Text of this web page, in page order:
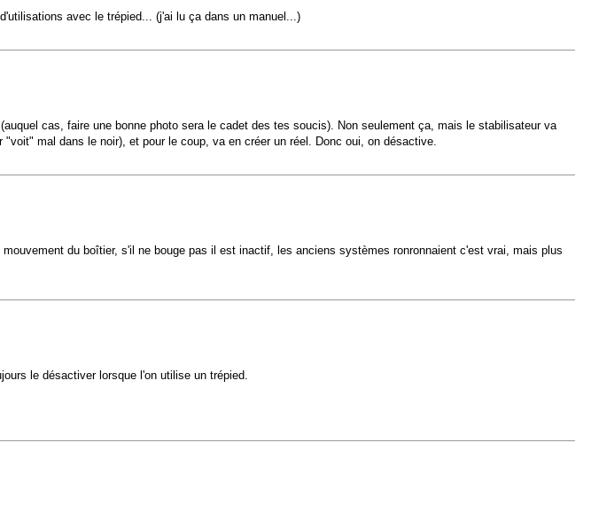
avec le trépied... (j'ai lu ça dans un manuel...)
cas, faire une bonne photo sera le cadet des tes soucis). Non seulement ça, mais le stabilisateur va
mal dans le noir), et pour le coup, va en créer un réel. Donc oui, on désactive.
du boîtier, s'il ne bouge pas il est inactif, les anciens systèmes ronronnaient c'est vrai, mais plus
le désactiver lorsque l'on utilise un trépied.